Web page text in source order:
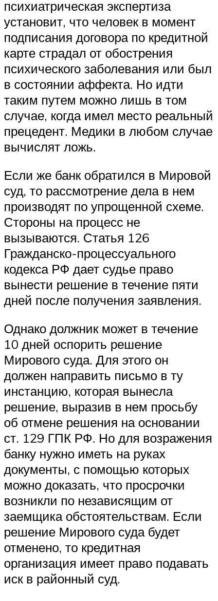
психиатрическая экспертиза
установит, что человек в момент
подписания договора по кредитной
карте страдал от обострения
психического заболевания или был
в состоянии аффекта. Но идти
таким путем можно лишь в том
случае, когда имел место реальный
прецедент. Медики в любом случае
вычислят ложь.
Если же банк обратился в Мировой
суд, то рассмотрение дела в нем
производят по упрощенной схеме.
Стороны на процесс не
вызываются. Статья 126
Гражданско-процессуального
кодекса РФ дает судье право
вынести решение в течение пяти
дней после получения заявления.
Однако должник может в течение
10 дней оспорить решение
Мирового суда. Для этого он
должен направить письмо в ту
инстанцию, которая вынесла
решение, выразив в нем просьбу
об отмене решения на основании
ст. 129 ГПК РФ. Но для возражения
банку нужно иметь на руках
документы, с помощью которых
можно доказать, что просрочки
возникли по независящим от
заемщика обстоятельствам. Если
решение Мирового суда будет
отменено, то кредитная
организация имеет право подавать
иск в районный суд.